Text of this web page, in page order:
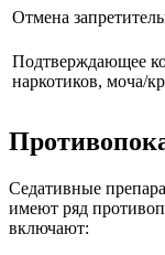
Отмена
Подтверждающее
наркотиков, моча/
Седативные
имеют ряд
включают: